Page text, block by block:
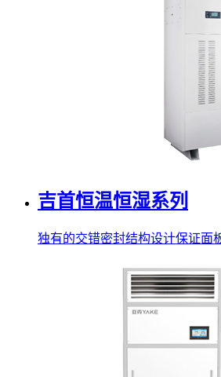
吉首恒温恒湿系列
独有的交错密封结构设计保证面